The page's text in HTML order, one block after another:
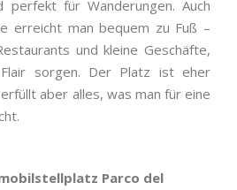
perfekt für Wanderungen. Auch
erreicht man bequem zu Fuß –
und kleine Geschäfte,
sorgen. Der Platz ist eher
aber alles, was man für eine
Parco del